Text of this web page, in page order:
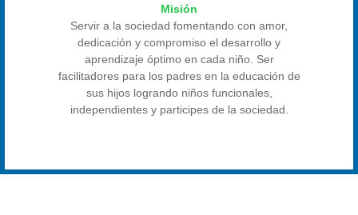
Misión
Servir a la sociedad fomentando con amor,
dedicación y compromiso el desarrollo y
aprendizaje óptimo en cada niño. Ser
facilitadores para los padres en la educación de
sus hijos logrando niños funcionales,
independientes y participes de la sociedad.